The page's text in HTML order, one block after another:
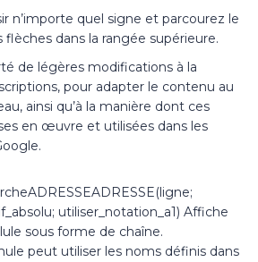
n’importe quel signe et parcourez le
dans la rangée supérieure.
de légères modifications à la
pour adapter le contenu au
ainsi qu’à la manière dont ces
en œuvre et utilisées dans les
utiliser_notation_a1) Affiche
sous forme de chaîne.
peut utiliser les noms définis dans